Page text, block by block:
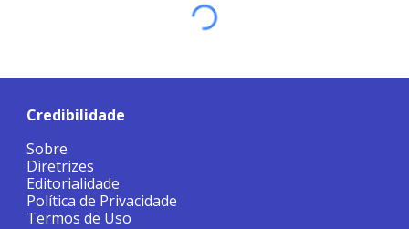
Credibilidade
Sobre
Diretrizes
Editorialidade
Política de Privacidade
Termos de Uso